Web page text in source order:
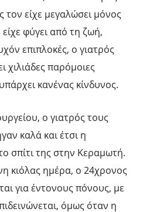
είχε μεγαλώσει μόνος
φύγει από τη ζωή,
επιπλοκές, ο γιατρός
χιλιάδες παρόμοιες
κανένας κίνδυνος.
ο γιατρός τους
καλά και έτσι η
σπίτι της στην Κεραμωτή.
κιόλας ημέρα, ο 24χρονος
για έντονους πόνους, με
όμως όταν η